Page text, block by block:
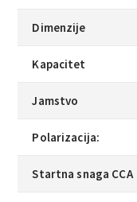
Dimenzije
Kapacitet
Jamstvo
Polarizacija:
Startna snaga CCA